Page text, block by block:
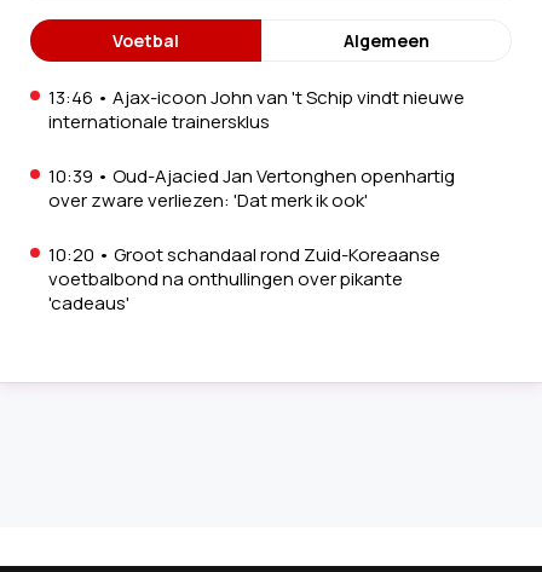
Voetbal Algemeen
13:46 • Ajax-icoon John van 't Schip vindt nieuwe
internationale trainersklus
10:39 • Oud-Ajacied Jan Vertonghen openhartig
over zware verliezen: 'Dat merk ik ook'
10:20 • Groot schandaal rond Zuid-Koreaanse
voetbalbond na onthullingen over pikante
'cadeaus'